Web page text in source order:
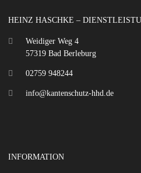
HEINZ HASCHKE –
Weidiger Weg 4
57319 Bad Berleburg
02759 948244
info@kantenschutz-hhd.de
INFORMATION